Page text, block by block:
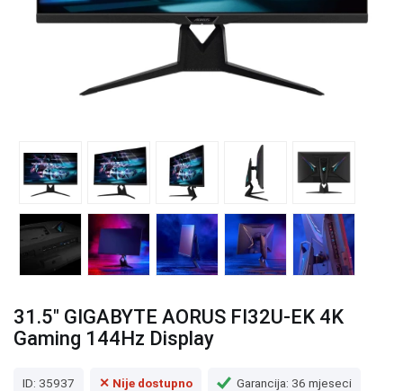
31.5" GIGABYTE AORUS FI32U-EK 4K
Gaming 144Hz Display
ID: 35937 ✕ Nije dostupno Garancija: 36 mjeseci